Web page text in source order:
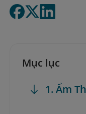
Mục lục
1. Ẩm